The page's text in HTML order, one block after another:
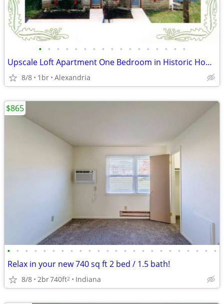
• • • • • • • • • • • • • • • • •
Upscale Loft Apartment One Bedroom in Historic Home All inclusive
8/8 1br Alexandria
• • • • • • • • • • • • • • • • • • • • • • • •
Relax in your new 740 sq ft 2 bed / 1.5 bath!
8/8 2br740ft2 Indiana
$865